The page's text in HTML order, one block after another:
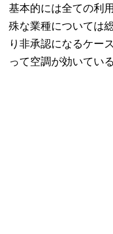
基本的には全ての利
殊な業種については
り非承認になるケー
って空調が効いてい